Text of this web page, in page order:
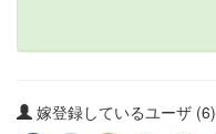
嫁登録しているユーザ (6)